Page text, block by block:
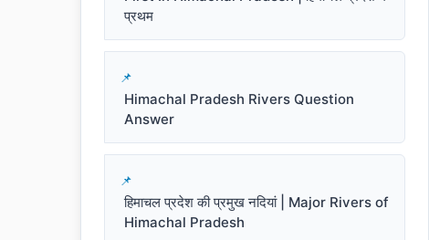
प्रथम
Himachal Pradesh Rivers Question
Answer
हिमाचल प्रदेश की प्रमुख नदियां | Major Rivers of
Himachal Pradesh